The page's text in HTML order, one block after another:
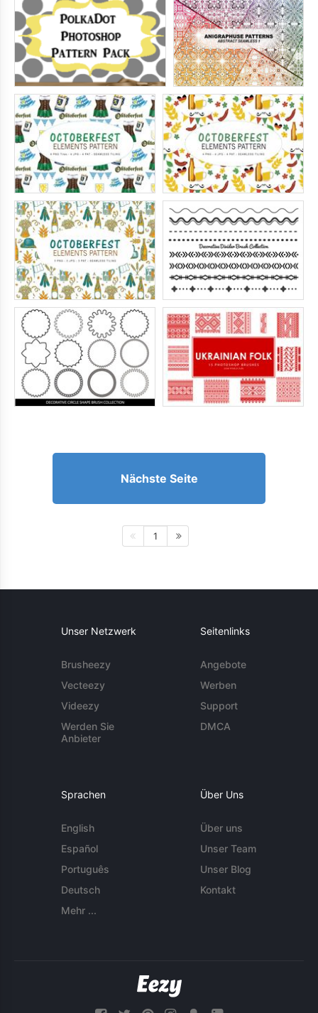
Nächste Seite
1
Unser Netzwerk
Brusheezy
Vecteezy
Videezy
Werden Sie
Anbieter
Seitenlinks
Angebote
Werben
Support
DMCA
Sprachen
English
Español
Português
Deutsch
Mehr ...
Über Uns
Über uns
Unser Team
Unser Blog
Kontakt